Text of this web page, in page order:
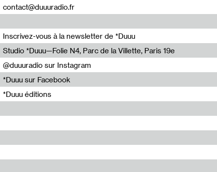
contact@duuuradio.fr
Inscrivez-vous à la newsletter de *Duuu
Studio *Duuu—Folie N4, Parc de la Villette, Paris 19e
@duuuradio sur Instagram
*Duuu sur Facebook
*Duuu éditions